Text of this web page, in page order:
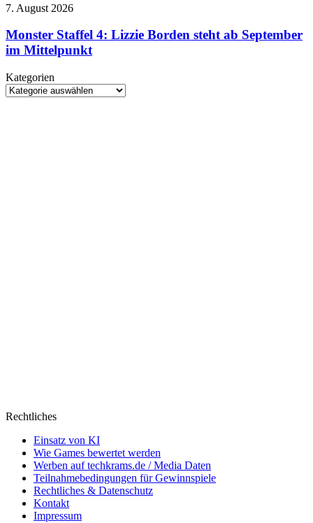
ins
Monster
4:
Lizzie
Borden
ab
September
7. August 2026
Monster Staffel 4: Lizzie Borden steht ab September
im Mittelpunkt
Kategorien
Kategorien
Rechtliches
Einsatz von KI
Wie Games bewertet werden
Werben auf techkrams.de / Media Daten
Teilnahmebedingungen für Gewinnspiele
Rechtliches & Datenschutz
Kontakt
Impressum